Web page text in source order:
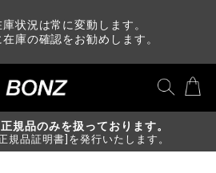
状況は常に変動します。
庫の確認をお勧めします。
規品のみを扱っております。
規品証明書]を発行いたします。